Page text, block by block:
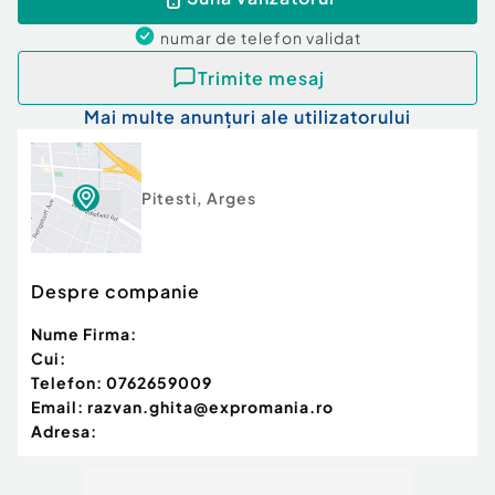
numar de telefon validat
Trimite mesaj
Mai multe anunțuri ale utilizatorului
Pitesti, Arges
Despre companie
Nume Firma:
Cui:
Telefon: 0762659009
Email: razvan.ghita@expromania.ro
Adresa: